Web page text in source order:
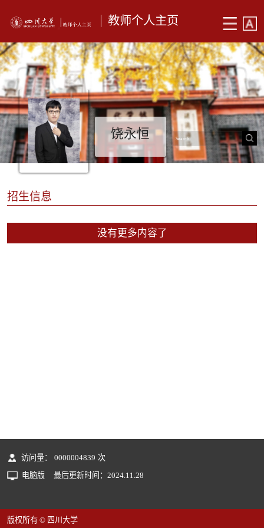
教师个人主页
饶永恒
招生信息
没有更多内容了
访问量： 0000004839 次
电脑版
最后更新时间： 2024. 11 28
版权所有 © 四川大学